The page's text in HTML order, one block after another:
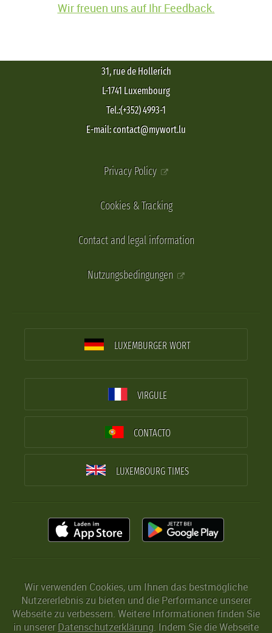
Wir freuen uns auf Ihr Feedback.
31, rue de Hollerich
L-1741 Luxembourg
Tel.:(+352) 4993-1
E-mail: contact@mywort.lu
Privacy Policy
Cookies & Tracking
Contact and legal information
Nutzungsbedingungen
LUXEMBURGER WORT
VIRGULE
CONTACTO
LUXEMBOURG TIMES
Wir verwenden Cookies, um Ihnen das bestmögliche
Nutzererlebnis zu bieten und die Performance unserer
Webseite zu verbessern. Weitere Informationen finden Sie
in unserer Datenschutzerklärung. Indem Sie die Webseite